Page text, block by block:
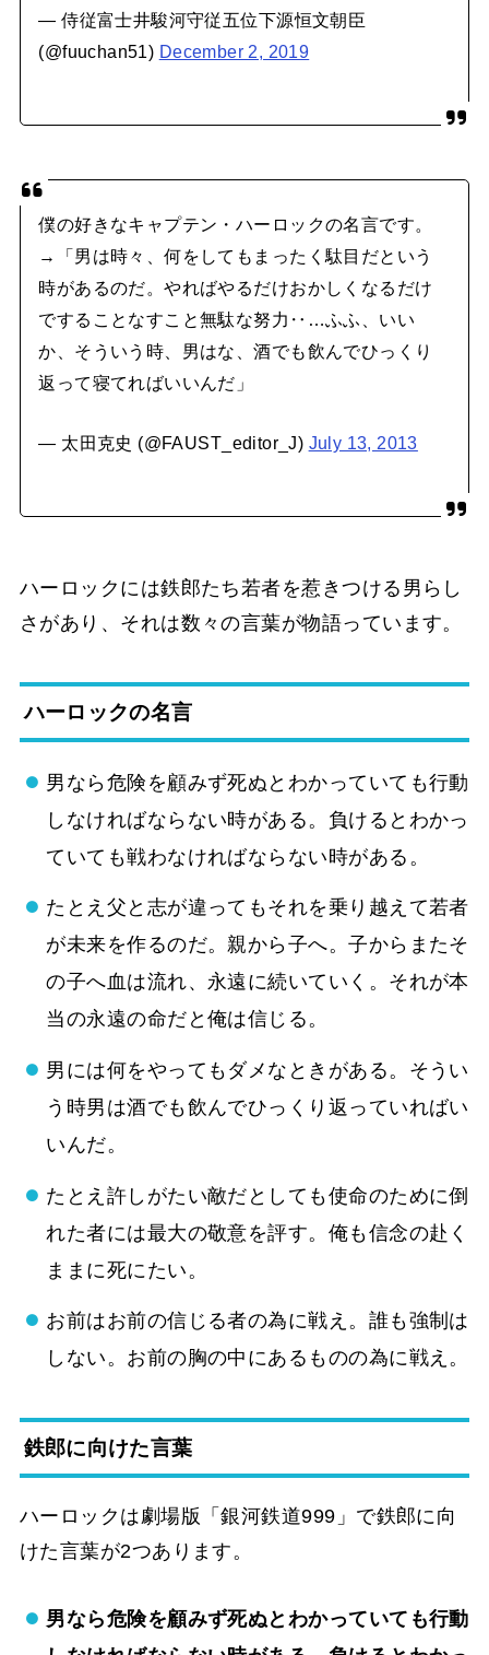
— 侍従富士井駿河守従五位下源恒文朝臣
(@fuuchan51) December 2, 2019
僕の好きなキャプテン・ハーロックの名言です。
→「男は時々、何をしてもまったく駄目だという
時があるのだ。やればやるだけおかしくなるだけ
ですることなすこと無駄な努力‥…ふふ、いい
か、そういう時、男はな、酒でも飲んでひっくり
返って寝てればいいんだ」
— 太田克史 (@FAUST_editor_J) July 13, 2013
ハーロックには鉄郎たち若者を惹きつける男らし
さがあり、それは数々の言葉が物語っています。
ハーロックの名言
男なら危険を顧みず死ぬとわかっていても行動
しなければならない時がある。負けるとわかっ
ていても戦わなければならない時がある。
たとえ父と志が違ってもそれを乗り越えて若者
が未来を作るのだ。親から子へ。子からまたそ
の子へ血は流れ、永遠に続いていく。それが本
当の永遠の命だと俺は信じる。
男には何をやってもダメなときがある。そうい
う時男は酒でも飲んでひっくり返っていればい
いんだ。
たとえ許しがたい敵だとしても使命のために倒
れた者には最大の敬意を評す。俺も信念の赴く
ままに死にたい。
お前はお前の信じる者の為に戦え。誰も強制は
しない。お前の胸の中にあるものの為に戦え。
鉄郎に向けた言葉
ハーロックは劇場版「銀河鉄道999」で鉄郎に向
けた言葉が2つあります。
男なら危険を顧みず死ぬとわかっていても行動